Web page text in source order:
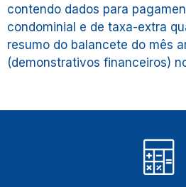
contendo dados para
condominial e de taxa-extra
resumo do balancete do mês
(demonstrativos financeiros)